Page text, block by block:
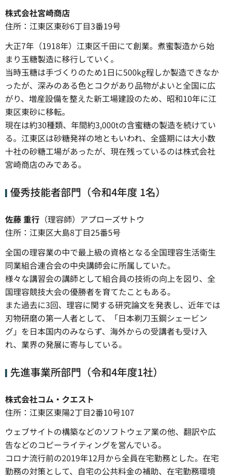
株式会社宮崎商店
住所：江東区東砂6丁目3番19号
大正7年（1918年）江東区千田にて創業。煮蜜製造から始
まり玉糖製造に移行していく。
当時玉糖は手づくりのため1日に500kg程しか製造できなか
ったが、深みのある色とコクがあり品物がよいと全国に広
がり、増産設備を整えた新工場建設のため、昭和10年に江
東区東砂に移転。
現在は約30種類、年間約3,000tの含蜜糖の製造を続けてい
る。江東区は砂糖発祥の地ともいわれ、全盛期には大小数
十社の砂糖工場があったが、現在残っているのは株式会社
宮崎商店のみである。
優秀技能者部門（令和4年度 1名）
佐藤 重行 （理容師）アプローズサトウ
住所：江東区大島8丁目25番5号
全国の理容業の中で最上級の資格となる全国理容生活衛生
同業組合連合会の中央講師会に所属していた。
様々な講習会の講師として組合員の技術の向上を図り、全
国理容競技大会の優勝者を育てたこともある。
また過去に3回、理容に関する研究論文を発表し、近年では
刃物研磨の第一人者として、「日本剃刀玉鋼シェービン
グ」を日本国内のみならず、海外からの受講者も受け入
れ、業界の発展に寄与している。
先進事業所部門（令和4年度1社）
株式会社コム・クエスト
住所：江東区東陽2丁目2番10号107
ウェブサイトの構築などのソフトウェア業の他、翻訳や広
告などのコピーライティングを営んでいる。
コロナ流行前の2019年12月から全員在宅勤務とした。在宅
勤務の対策として、自宅の公共料金の補助、在宅勤務環境